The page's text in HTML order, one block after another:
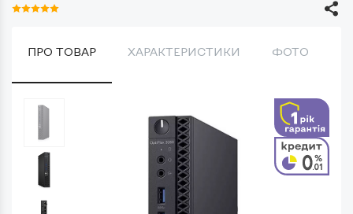
ПРО ТОВАР ХАРАКТЕРИСТИКИ ФОТО